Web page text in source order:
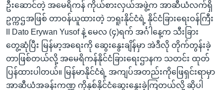
ဦးဆောင်တဲ့ အမေရိကန် ကိုယ်စားလှယ်အဖွဲ့က အာဆီယံလက်ရှိ
ဥက္ကဌအဖြစ် တာဝန်ယူထားတဲ့ ဘရူးနိုင်ငံရဲ့ နိုင်ငံခြားရေးဝန်ကြီး
II Dato Erywan Yusof နဲ့ မေလ (၄)ရက် အင်္ဂါနေ့က သီးခြား
တွေ့ဆုံပြီး မြန်မာ့အရေးကို ဆွေးနွေးချိန်မှာ အဲဒီလို တိုက်တွန်းခဲ့
တာဖြစ်တယ်လို့ အမေရိကန်နိုင်ငံခြားရေးဌာနက သတင်း ထုတ်
ပြန်ထားပါတယ်။ မြန်မာနိုင်ငံရဲ့ အကျပ်အတည်းကိုဖြေရှင်းရာမှာ
အာဆီယံအခန်းကဏ္ဍ ကိုနှစ်နိုင်ငံဆွေးနွေးခဲ့ကြတယ်လို့ ဆိုပါ